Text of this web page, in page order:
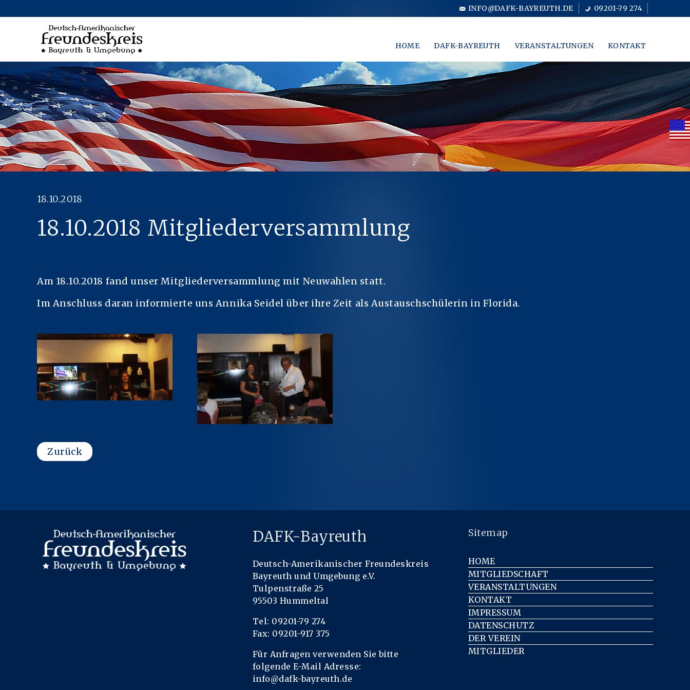
INFO@DAFK-BAYREUTH.DE 09201-79 274
HOME DAFK-BAYREUTH VERANSTALTUNGEN KONTAKT
18.10.2018
18.10.2018 Mitgliederversammlung
Am 18.10.2018 fand unser Mitgliederversammlung mit Neuwahlen statt.
Im Anschluss daran informierte uns Annika Seidel über ihre Zeit als Austauschschülerin in Florida.
Zurück
DAFK-Bayreuth
Deutsch-Amerikanischer Freundeskreis
Bayreuth und Umgebung e.V.
Tulpenstraße 25
95503 Hummeltal
Tel: 09201-79 274
Fax: 09201-917 375
Für Anfragen verwenden Sie bitte
folgende E-Mail Adresse:
info@dafk-bayreuth.de
Sitemap
HOME
MITGLIEDSCHAFT
VERANSTALTUNGEN
KONTAKT
IMPRESSUM
DATENSCHUTZ
DER VEREIN
MITGLIEDER